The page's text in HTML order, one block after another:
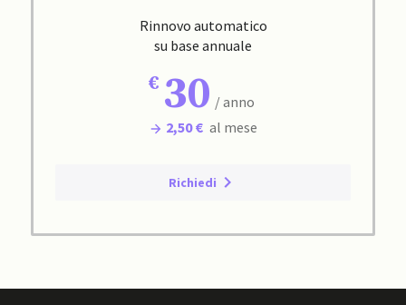
Rinnovo automatico
su base annuale
30 / anno
2,50 € al mese
Richiedi